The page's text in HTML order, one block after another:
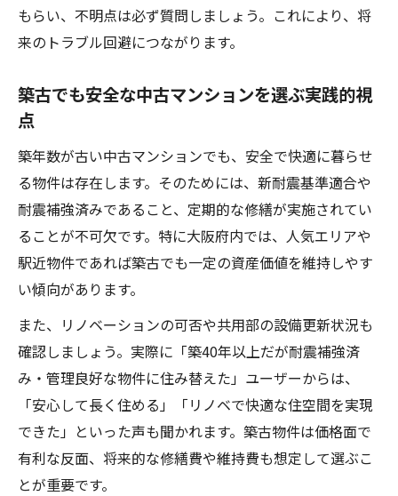
もらい、不明点は必ず質問しましょう。これにより、将
来のトラブル回避につながります。
築古でも安全な中古マンションを選ぶ実践的視
点
築年数が古い中古マンションでも、安全で快適に暮らせ
る物件は存在します。そのためには、新耐震基準適合や
耐震補強済みであること、定期的な修繕が実施されてい
ることが不可欠です。特に大阪府内では、人気エリアや
駅近物件であれば築古でも一定の資産価値を維持しやす
い傾向があります。
また、リノベーションの可否や共用部の設備更新状況も
確認しましょう。実際に「築40年以上だが耐震補強済
み・管理良好な物件に住み替えた」ユーザーからは、
「安心して長く住める」「リノベで快適な住空間を実現
できた」といった声も聞かれます。築古物件は価格面で
有利な反面、将来的な修繕費や維持費も想定して選ぶこ
とが重要です。